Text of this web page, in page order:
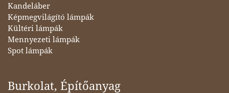
Kandeláber
Képmegvilágító lámpák
Kültéri lámpák
Mennyezeti lámpák
Spot lámpák
Burkolat, Építőanyag